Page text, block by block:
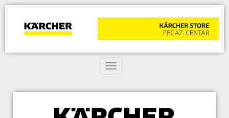
Toggle navigation